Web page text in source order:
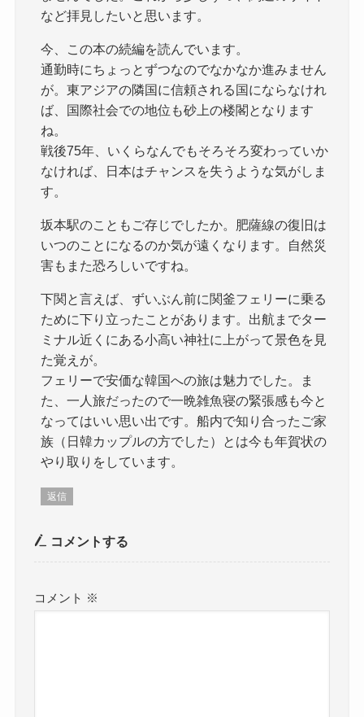
など拝見したいと思います。
今、この本の続編を読んでいます。
通勤時にちょっとずつなのでなかなか進みません
が。東アジアの隣国に信頼される国にならなけれ
ば、国際社会での地位も砂上の楼閣となります
ね。
戦後75年、いくらなんでもそろそろ変わっていか
なければ、日本はチャンスを失うような気がしま
す。
坂本駅のこともご存じでしたか。肥薩線の復旧は
いつのことになるのか気が遠くなります。自然災
害もまた恐ろしいですね。
下関と言えば、ずいぶん前に関釜フェリーに乗る
ために下り立ったことがあります。出航までター
ミナル近くにある小高い神社に上がって景色を見
た覚えが。
フェリーで安価な韓国への旅は魅力でした。ま
た、一人旅だったので一晩雑魚寝の緊張感も今と
なってはいい思い出です。船内で知り合ったご家
族（日韓カップルの方でした）とは今も年賀状の
やり取りをしています。
返信
コメントする
コメント ※